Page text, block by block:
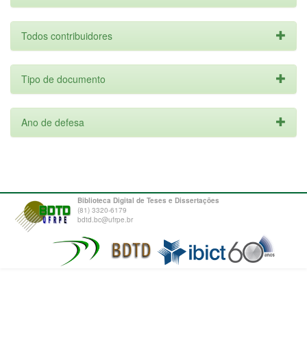
Todos contribuidores
Tipo de documento
Ano de defesa
Biblioteca Digital de Teses e Dissertações
(81) 3320-6179
bdtd.bc@ufrpe.br